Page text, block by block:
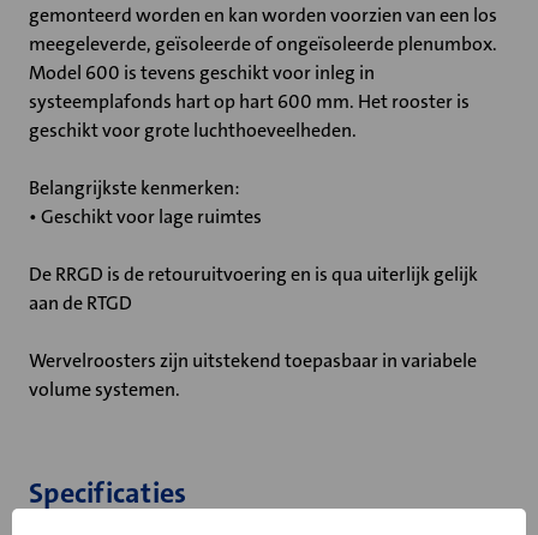
gemonteerd worden en kan worden voorzien van een los
meegeleverde, geïsoleerde of ongeïsoleerde plenumbox.
Model 600 is tevens geschikt voor inleg in
systeemplafonds hart op hart 600 mm. Het rooster is
geschikt voor grote luchthoeveelheden.
Belangrijkste kenmerken:
• Geschikt voor lage ruimtes
De RRGD is de retouruitvoering en is qua uiterlijk gelijk
aan de RTGD
Wervelroosters zijn uitstekend toepasbaar in variabele
volume systemen.
Specificaties